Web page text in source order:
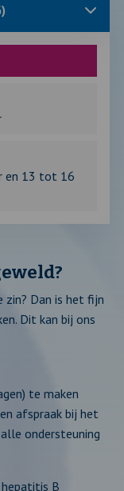
en 13 tot 16
zin? Dan is het fijn
Dit kan bij ons
te maken
afspraak bij het
ondersteuning
B